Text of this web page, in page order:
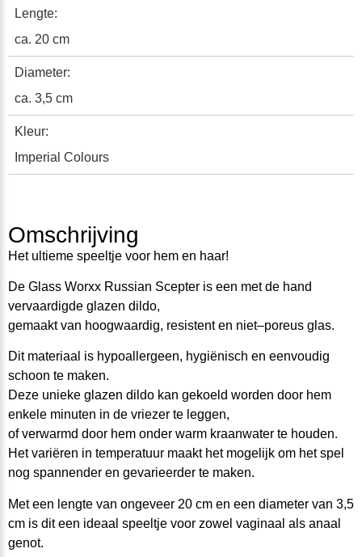
Lengte:
ca. 20 cm
Diameter:
ca. 3,5 cm
Kleur:
Imperial Colours
Omschrijving
Het ultieme speeltje voor hem en haar!
De Glass Worxx Russian Scepter is een met de hand
vervaardigde glazen dildo,
gemaakt van hoogwaardig, resistent en niet–poreus glas.
Dit materiaal is hypoallergeen, hygiënisch en eenvoudig
schoon te maken.
Deze unieke glazen dildo kan gekoeld worden door hem
enke e minuten in de vriezer te leggen,
of verwarmd door hem onder warm kraanwater te houden.
Het variëren in temperatuur maakt het mogelijk om hetspel
nog spannender en gevarieerder te maken.
Met een lengte van ongeveer 20 cm en een diameter van 3,5
cm is dit een ideaal speeltje voor zowel vaginaal als anaal
genot.